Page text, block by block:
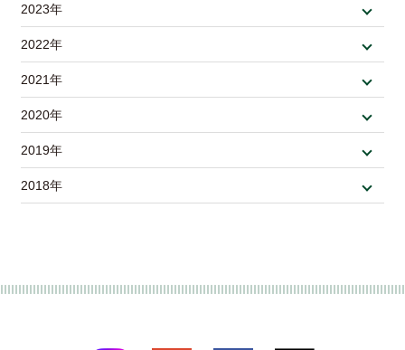
2023年
2022年
2021年
2020年
2019年
2018年